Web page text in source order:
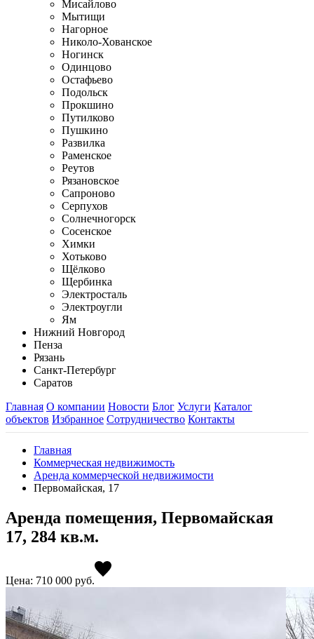
Мисайлово
Мытищи
Нагорное
Николо-Хованское
Ногинск
Одинцово
Остафьево
Подольск
Прокшино
Путилково
Пушкино
Развилка
Раменское
Реутов
Рязановское
Сапроново
Серпухов
Солнечногорск
Сосенское
Химки
Хотьково
Щёлково
Щербинка
Электросталь
Электроугли
Ям
Нижний Новгород
Пенза
Рязань
Санкт-Петербург
Саратов
Главная О компании Новости Блог Услуги Каталог
объектов Избранное Сотрудничество Контакты
Главная
Коммерческая недвижимость
Аренда коммерческой недвижимости
Первомайская, 17
Аренда помещения, Первомайская
17, 284 кв.м.
Цена: 710 000 руб.